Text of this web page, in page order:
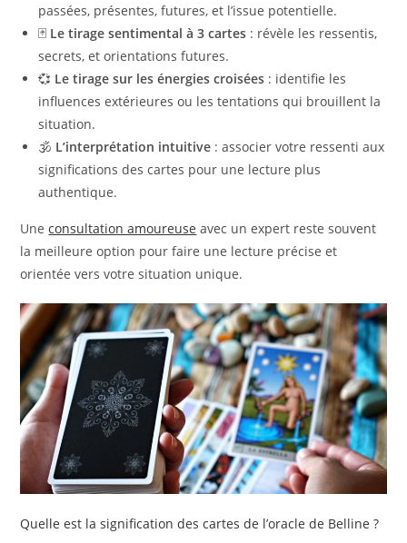
passées, présentes, futures, et l’issue potentielle.
🃏 Le tirage sentimental à 3 cartes : révèle les ressentis,
secrets, et orientations futures.
💞 Le tirage sur les énergies croisées : identifie les
influences extérieures ou les tentations qui brouillent la
situation.
🕉️ L’interprétation intuitive : associer votre ressenti aux
significations des cartes pour une lecture plus
authentique.
Uneconsultation amoureuse avec un expert reste souvent
la meilleure option pour faire une lecture précise et
orientée vers votre situation unique.
Quelle est la signification des cartes de l’oracle de Belline ?